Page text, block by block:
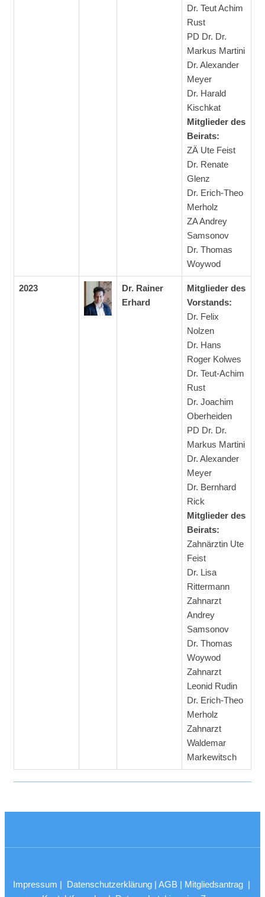
Dr. Teut Achim
Rust
PD Dr. Dr.
Markus Martini
Dr. Alexander
Meyer
Dr. Harald
Kischkat
Mitglieder des
Beirats:
ZÄ Ute Feist
Dr. Renate
Glenz
Dr. Erich-Theo
Merholz
ZA Andrey
Samsonov
Dr. Thomas
Woywod
2023
Dr. Rainer
Erhard
Mitglieder des
Vorstands:
Dr. Felix
Nolzen
Dr. Hans
Roger Kolwes
Dr. Teut-Achim
Rust
Dr. Joachim
Oberheiden
PD Dr. Dr.
Markus Martini
Dr. Alexander
Meyer
Dr. Bernhard
Rick
Mitglieder des
Beirats:
Zahnärztin Ute
Feist
Dr. Lisa
Rittermann
Zahnarzt
Andrey
Samsonov
Dr. Thomas
Woywod
Zahnarzt
Leonid Rudin
Dr. Erich-Theo
Merholz
Zahnarzt
Waldemar
Markewitsch
Impressum | Datenschutzerklärung| AGB | Mitgliedsantrag|